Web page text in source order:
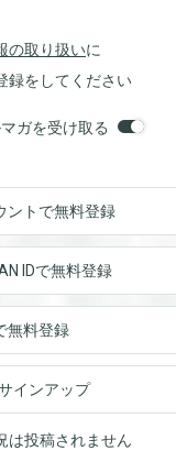
の取り扱いに
録をしてください
ガを受け取る
回答を閲覧すること
ることができます。
ます。登録すると回
ると回答を閲覧する
ントで無料登録
IDで無料登録
無料登録
インアップ
は投稿されません